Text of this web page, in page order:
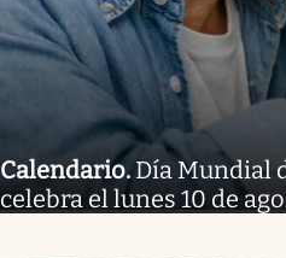
Calendario.Día Mundial
celebra el lunes 10 de